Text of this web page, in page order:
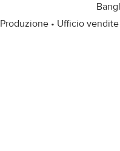
Produzione • Ufficio vendite